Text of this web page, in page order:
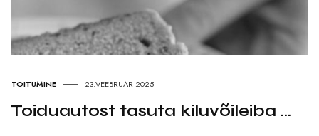
TOITUMINE 23.VEEBRUAR 2025
Toiduautost tasuta kiluvõileiba …